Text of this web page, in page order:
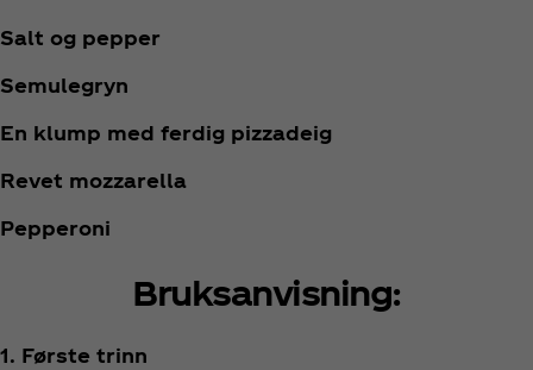
Salt og pepper
Semulegryn
En klump med ferdig pizzadeig
Revet mozzarella
Pepperoni
Bruksanvisning:
1. Første trinn